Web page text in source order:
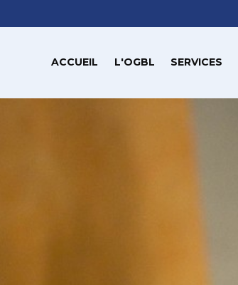
ACCUEIL L'OGBL SERVICES